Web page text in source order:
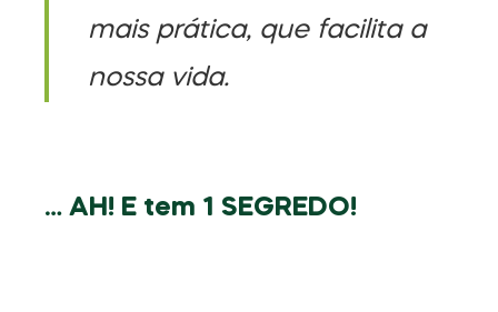
mais prática, que facilita a
nossa vida.
… AH! E tem 1 SEGREDO!